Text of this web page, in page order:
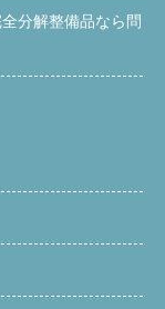
分解整備品なら問